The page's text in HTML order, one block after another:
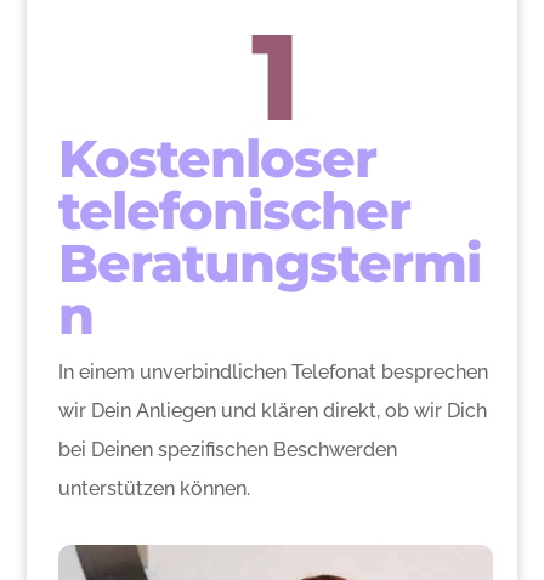
1
Kostenloser
telefonischer
Beratungstermi
n
In einem unverbindlichen Telefonat besprechen
wir Dein Anliegen und klären direkt, ob wir Dich
bei Deinen spezifischen Beschwerden
unterstützen können.